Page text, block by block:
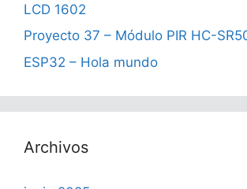
LCD 1602
Proyecto 37 – Módulo PIR HC-
ESP32 – Hola mundo
Archivos